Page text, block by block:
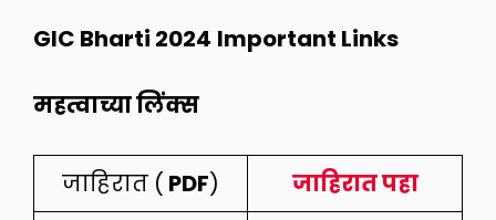
GIC Bharti 2024 Important Links
महत्वाच्या लिंक्स
जाहिरात ( PDF)
जाहिरात पहा